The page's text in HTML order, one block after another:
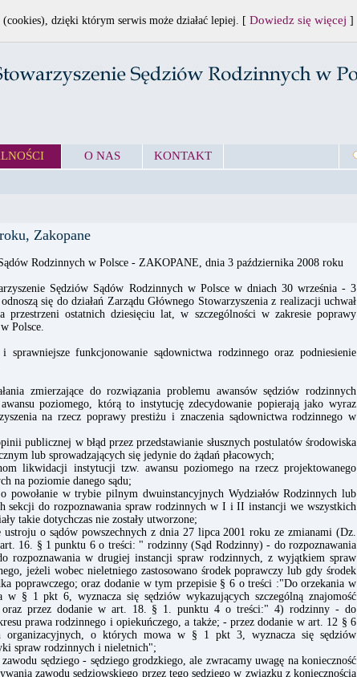
O NAS KONTAKT
Zakopane
Rodzinnych w Polsce - ZAKOPANE, dnia 3 października 2008 roku
Sędziów Sądów Rodzinnych w Polsce w dniach 30 września - 3
się do działań Zarządu Głównego Stowarzyszenia z realizacji uchwał
ostatnich dziesięciu lat, w szczególności w zakresie poprawy
Polsce.
sprawniejsze funkcjonowanie sądownictwa rodzinnego oraz podniesienie
zmierzające do rozwiązania problemu awansów sędziów rodzinnych
poziomego, którą to instytucję zdecydowanie popierają jako wyraz
na rzecz poprawy prestiżu i znaczenia sądownictwa rodzinnego w
publicznej w błąd przez przedstawianie słusznych postulatów środowiska
lub sprowadzających się jedynie do żądań płacowych;
likwidacji instytucji tzw. awansu poziomego na rzecz projektowanego
na poziomie danego sądu;
powołanie w trybie pilnym dwuinstancyjnych Wydziałów Rodzinnych lub
sekcji do rozpoznawania spraw rodzinnych w I i II instancji we wszystkich
takie dotychczas nie zostały utworzone;
o sądów powszechnych z dnia 27 lipca 2001 roku ze zmianami (Dz.
16. § 1 punktu 6 o treści: " rodzinny (Sąd Rodzinny) - do rozpoznawania
rozpoznawania w drugiej instancji spraw rodzinnych, z wyjątkiem spraw
jeżeli wobec nieletniego zastosowano środek poprawczy lub gdy środek
poprawczego; oraz dodanie w tym przepisie § 6 o treści :"Do orzekania w
w § 1 pkt 6, wyznacza się sędziów wykazujących szczególną znajomość
oraz przez dodanie w art. 18. § 1. punktu 4 o treści:" 4) rodzinny - do
prawa rodzinnego i opiekuńczego, a także; - przez dodanie w art. 12 § 6
o których mowa w § 1 pkt 3, wyznacza się sędziów
spraw rodzinnych i nieletnich";
sędziego - sędziego grodzkiego, ale zwracamy uwagę na konieczność
zawodu sędziowskiego przez tego sędziego w związku z koniecznością
(cookies), dzięki którym serwis może działać lepiej. [ Dowiedz się więcej ]